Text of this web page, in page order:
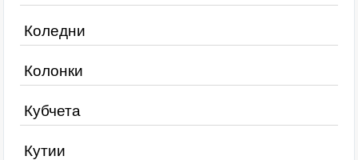
Коледни
Колонки
Кубчета
Кутии